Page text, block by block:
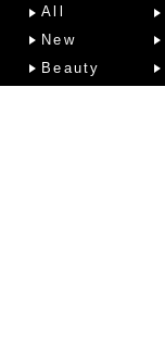
All
New
Beauty